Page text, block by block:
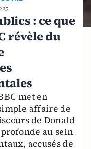
: ce que
révèle du
met en
affaire de
de Donald
au sein
accusés de